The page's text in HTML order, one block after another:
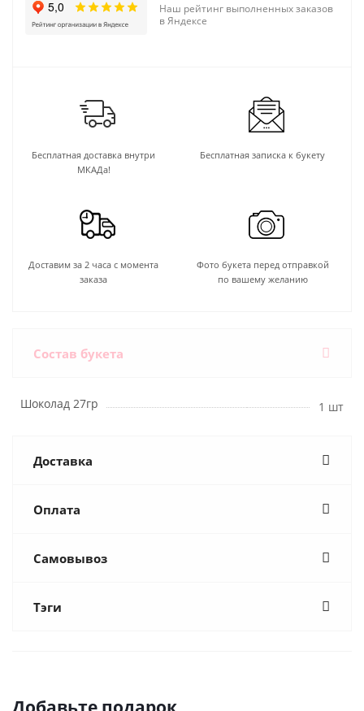
Наш рейтинг выполненных заказов
в Яндексе
Бесплатная доставка внутри
МКАДа!
Бесплатная записка к букету
Доставим за 2 часа с момента
заказа
Фото букета перед отправкой
по вашему желанию
Состав букета
Шоколад 27гр 1 шт
Доставка
Оплата
Самовывоз
Тэги